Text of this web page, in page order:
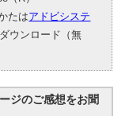
たはアドビシステ
ウンロード（無
ジのご感想をお聞